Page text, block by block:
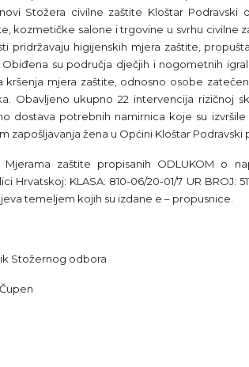
Stožera civilne zaštite Kloštar
kozmetičke salone i trgovine u svrhu civilne
pridržavaju higijenskih mjera zaštite,
Obiđena su područja dječjih i nogometnih
kršenja mjera zaštite, odnosno osobe
Obavljeno ukupno 22 intervencija rizičnoj
dostava potrebnih namirnica koje su
zapošljavanja žena u Općini Kloštar
Mjerama zaštite propisanih ODLUKOM o
Hrvatskoj: KLASA: 810-06/20-01/7 UR BROJ:
temeljem kojih su izdane e – propusnice.
Stožernog odbora